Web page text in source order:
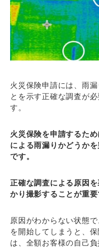
火災保険申請には、雨
とを示す正確な調査が
す。
火災保険を申請するた
による雨漏りかどうか
です。
正確な調査による原因
かり撮影することが重要
原因がわからない状態
を開始してしまうと、
は、全額お客様の自己